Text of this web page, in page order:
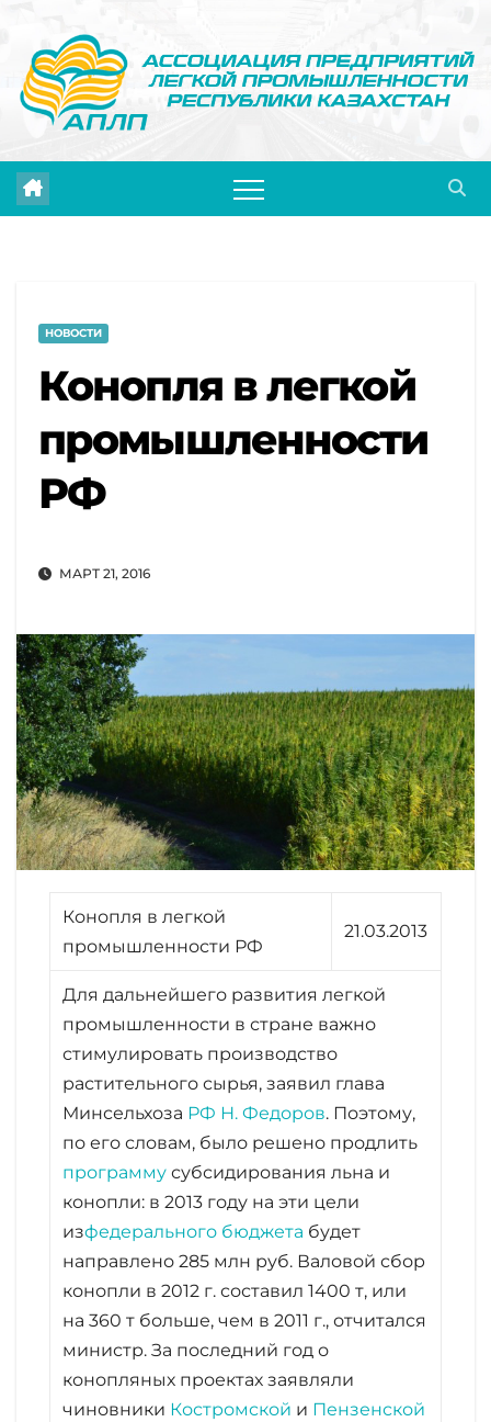
содержимому
НОВОСТИ
Конопля в легкой
промышленности
РФ
МАРТ 21, 2016
Конопля в легкой
промышленности РФ
21.03.2013
Для дальнейшего развития легкой
промышленности в стране важно
стимулировать производство
растительного сырья, заявил глава
Минсельхоза РФ Н. Федоров. Поэтому,
по его словам, было решено продлить
программу субсидирования льна и
конопли: в 2013 году на эти цели
изфедерального бюджета будет
направлено 285 млн руб. Валовой сбор
конопли в 2012 г. составил 1400 т, или
на 360 т больше, чем в 2011 г., отчитался
министр. За последний год о
конопляных проектах заявляли
чиновники Костромской и Пензенской